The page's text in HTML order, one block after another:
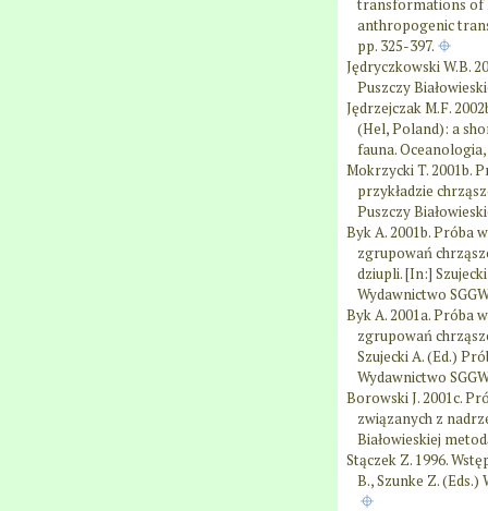
transformations of
anthropogenic
pp. 325-397.
Jędryczkowski W.B.
Puszczy
Jędrzejczak M.F.
(Hel, Poland): a
fauna.
Mokrzycki T. 2001b.
przykładzie
Puszczy
Byk A. 2001b. Próba
zgrupowań
dziupli. [In:]
Wydawnictwo
Byk A. 2001a. Próba
zgrupowań
Szujecki A. (Ed.)
Wydawnictwo
Borowski J. 2001c.
związanych z
Białowieskiej
Stączek Z. 1996.
B., Szunke Z.